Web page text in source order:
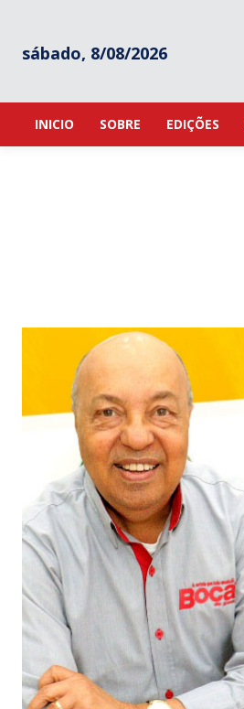
sábado, 8/08/2026
INICIO SOBRE EDIÇÕES